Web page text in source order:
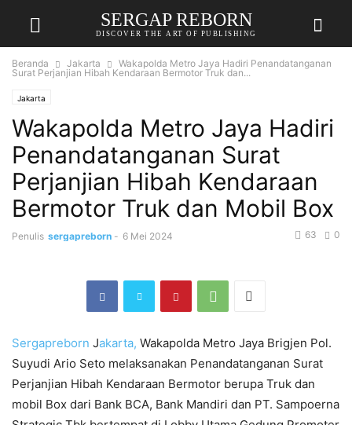
SERGAP REBORN
DISCOVER THE ART OF PUBLISHING
Beranda Jakarta
Wakapolda Metro Jaya Hadiri Penandatanganan
Surat Perjanjian Hibah Kendaraan Bermotor Truk dan...
Jakarta
Wakapolda Metro Jaya Hadiri
Penandatanganan Surat
Perjanjian Hibah Kendaraan
Bermotor Truk dan Mobil Box
Penulis sergapreborn - 6 Mei 2024 0
63
Sergapreborn Jakarta, Wakapolda Metro Jaya Brigjen Pol.
Suyudi Ario Seto melaksanakan Penandatanganan Surat
Perjanjian Hibah Kendaraan Bermotor berupa Truk dan
mobil Box dari Bank BCA, Bank Mandiri dan PT. Sampoerna